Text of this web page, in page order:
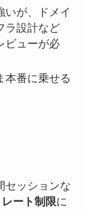
いが、ドメイ
ラ設計など
ビューが必
本番に乗せる
セッションな
ート制限に